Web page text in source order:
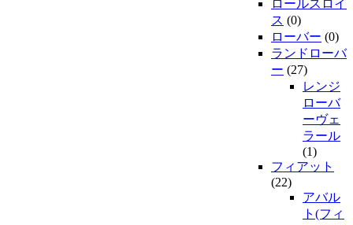
ロールスロイ
ス (0)
ローバー (0)
ランドローバ
ー (27)
レンジ
ローバ
ーヴェ
ラール
(1)
フィアット
(22)
アバル
ト(フィ